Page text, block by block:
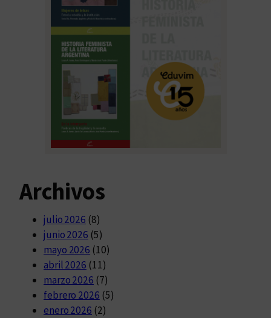
Archivos
julio 2026 (8)
junio 2026 (5)
mayo 2026 (10)
abril 2026 (11)
marzo 2026 (7)
febrero 2026 (5)
enero 2026 (2)